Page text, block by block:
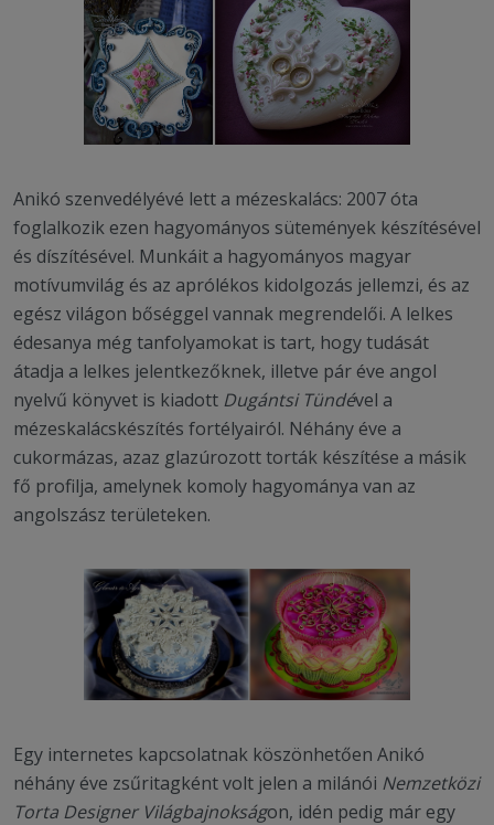
Anikó szenvedélyévé lett a mézeskalács: 2007 óta
foglalkozik ezen hagyományos sütemények készítésével
és díszítésével. Munkáit a hagyományos magyar
motívumvilág és az aprólékos kidolgozás jellemzi, és az
egész világon bőséggel vannak megrendelői. A lelkes
édesanya még tanfolyamokat is tart, hogy tudását
átadja a lelkes jelentkezőknek, illetve pár éve angol
nyelvű könyvet is kiadott Dugántsi Tündével a
mézeskalácskészítés fortélyairól. Néhány éve a
cukormázas, azaz glazúrozott torták készítése a másik
fő profilja, amelynek komoly hagyománya van az
angolszász területeken.
Egy internetes kapcsolatnak köszönhetően Anikó
néhány éve zsűritagként volt jelen a milánói Nemzetközi
Torta Designer Világbajnokságon, idén pedig már egy